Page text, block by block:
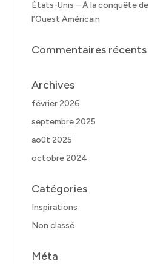
États-Unis – À la conquête de
l’Ouest Américain
Commentaires récents
Archives
février 2026
septembre 2025
août 2025
octobre 2024
Catégories
Inspirations
Non classé
Méta